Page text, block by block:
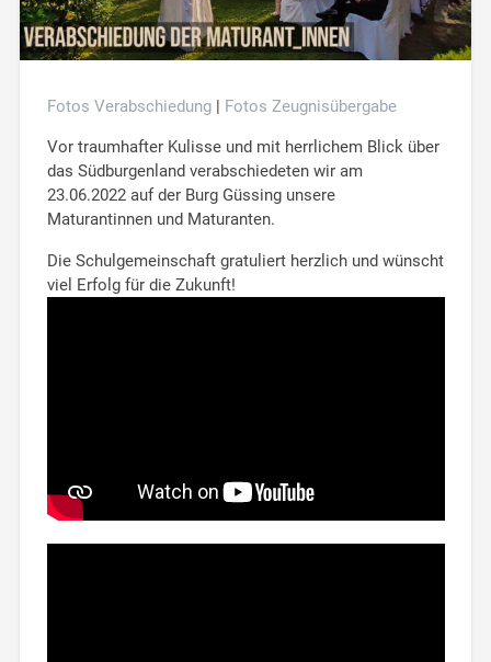
Fotos Verabschiedung| Fotos Zeugnisübergabe
Vor traumhafter Kulisse und mit herrlichem Blick über
das Südburgenland verabschiedeten wir am
23.06.2022 auf der Burg Güssing unsere
Maturantinnen und Maturanten.
Die Schulgemeinschaft gratuliert herzlich und wünscht
viel Erfolg für die Zukunft!